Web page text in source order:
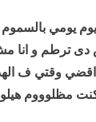
يومي بالسموم
دى ترطم و
وقتي ف
مظلوووم